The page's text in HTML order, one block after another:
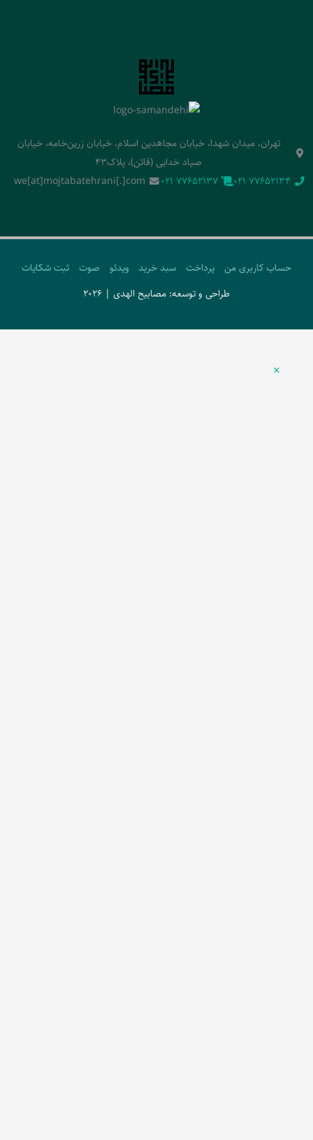
تهران، میدان شهدا، خیابان مجاهدین اسلام، خیابان زرین‌خامه، خیابان
صیاد خدایی (قائن)، پلاک43
‭021 77652134‬
‭021 77652137‬
we[at]mojtabatehrani[.]com
حساب کاربری من پرداخت سبد خرید ویدئو صوت
ثبت شکایات
طراحی و توسعه: مصابیح الهدی | 2026